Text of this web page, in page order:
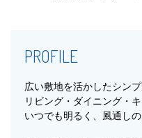
PROFILE
広い敷地を活かしたシン
リビング・ダイニング・
いつでも明るく、風通しの